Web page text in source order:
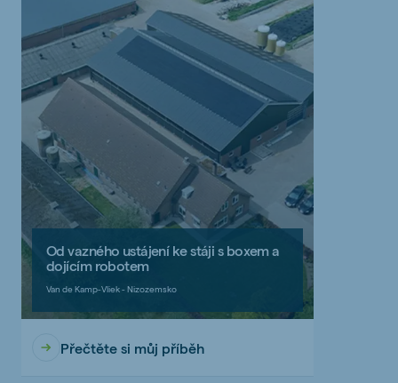
Od vazného ustájení ke stáji s boxem a
dojícím robotem
Van de Kamp-Vliek - Nizozemsko
Přečtěte si můj příběh